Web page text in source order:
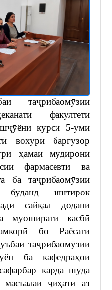
таҷрибаомӯзии
факултети
курси 5-уми
вохурӣ баргузор
ҳамаи мудирони
фармасевтӣ ва
ба таҷрибаомӯзии
буданд иштирок
сайқал додани
муоширати касбӣ
бо Раёсати
таҷрибаомӯзии
ба кафедраҳои
карда шуда
ҷиҳати аз